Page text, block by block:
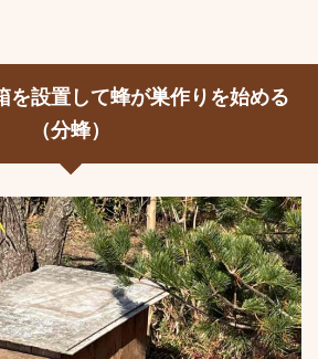
を設置して蜂が巣作りを始める
（分蜂）